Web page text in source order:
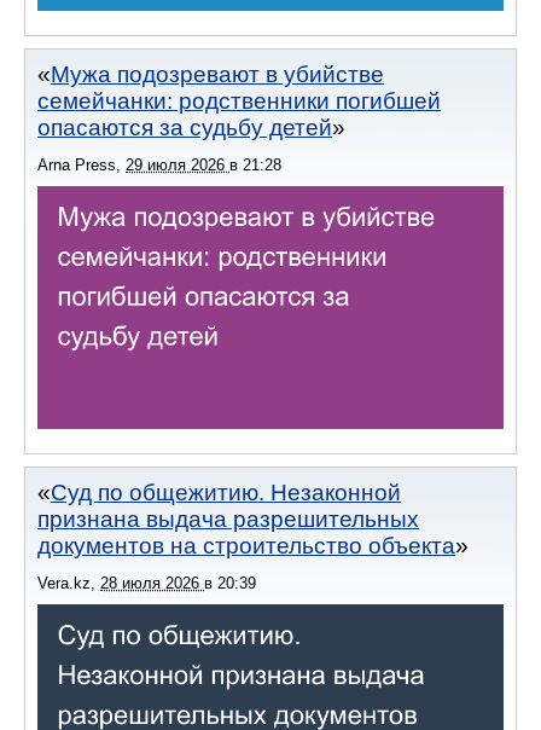
Мужа подозревают в убийстве
семейчанки: родственники погибшей
опасаются за судьбу детей
Arna Press 29 июля 2026 в 21:28
Суд по общежитию. Незаконной
признана выдача разрешительных
документов на строительство объекта
Vera.kz, 28 июля 2026 в 20:39